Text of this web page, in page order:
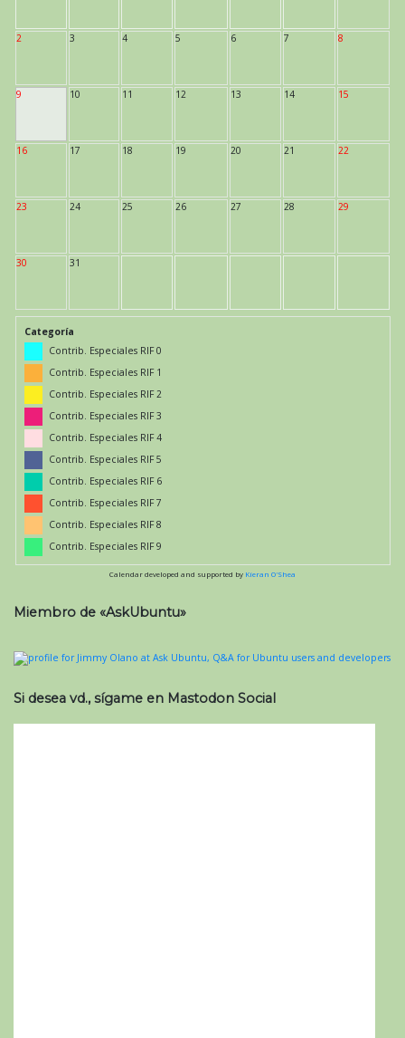
2 3 4 5 6 7 8
9 10 11 12 13 14 15
16 17 18 19 20 21 22
23 24 25 26 27 28 29
30 31
Categoría
Contrib. Especiales RIF 0
Contrib. Especiales RIF 1
Contrib. Especiales RIF 2
Contrib. Especiales RIF 3
Contrib. Especiales RIF 4
Contrib. Especiales RIF 5
Contrib. Especiales RIF 6
Contrib. Especiales RIF 7
Contrib. Especiales RIF 8
Contrib. Especiales RIF 9
Calendar developed and supported by Kieran O'Shea
Miembro de «AskUbuntu»
Si desea vd., sígame en Mastodon Social